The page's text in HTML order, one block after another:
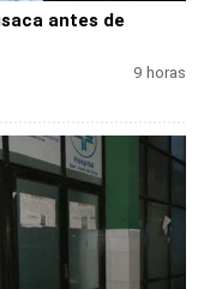
antes de
9 horas